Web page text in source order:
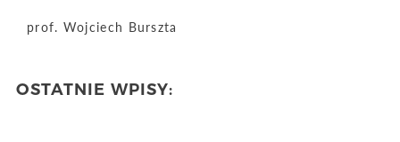
OSTATNIE WPISY:
prof. Wojciech Burszta